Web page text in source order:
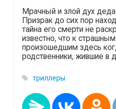
Мрачный и злой дух
Призрак до сих пор
тайна его смерти не
известно, что к
произошедшим здесь
родственники, жившие в
триллеры